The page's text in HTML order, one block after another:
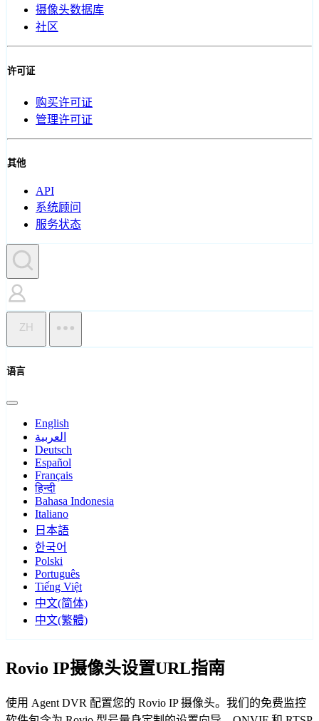
摄像头数据库
社区
许可证
购买许可证
管理许可证
其他
API
系统顾问
服务状态
ZH
语言
English
العربية
Deutsch
Español
Français
हिन्दी
Bahasa Indonesia
Italiano
日本語
한국어
Polski
Português
Tiếng Việt
中文(简体)
中文(繁體)
Rovio IP摄像头设置URL指南
使用 Agent DVR 配置您的 Rovio IP 摄像头。我们的免费监控